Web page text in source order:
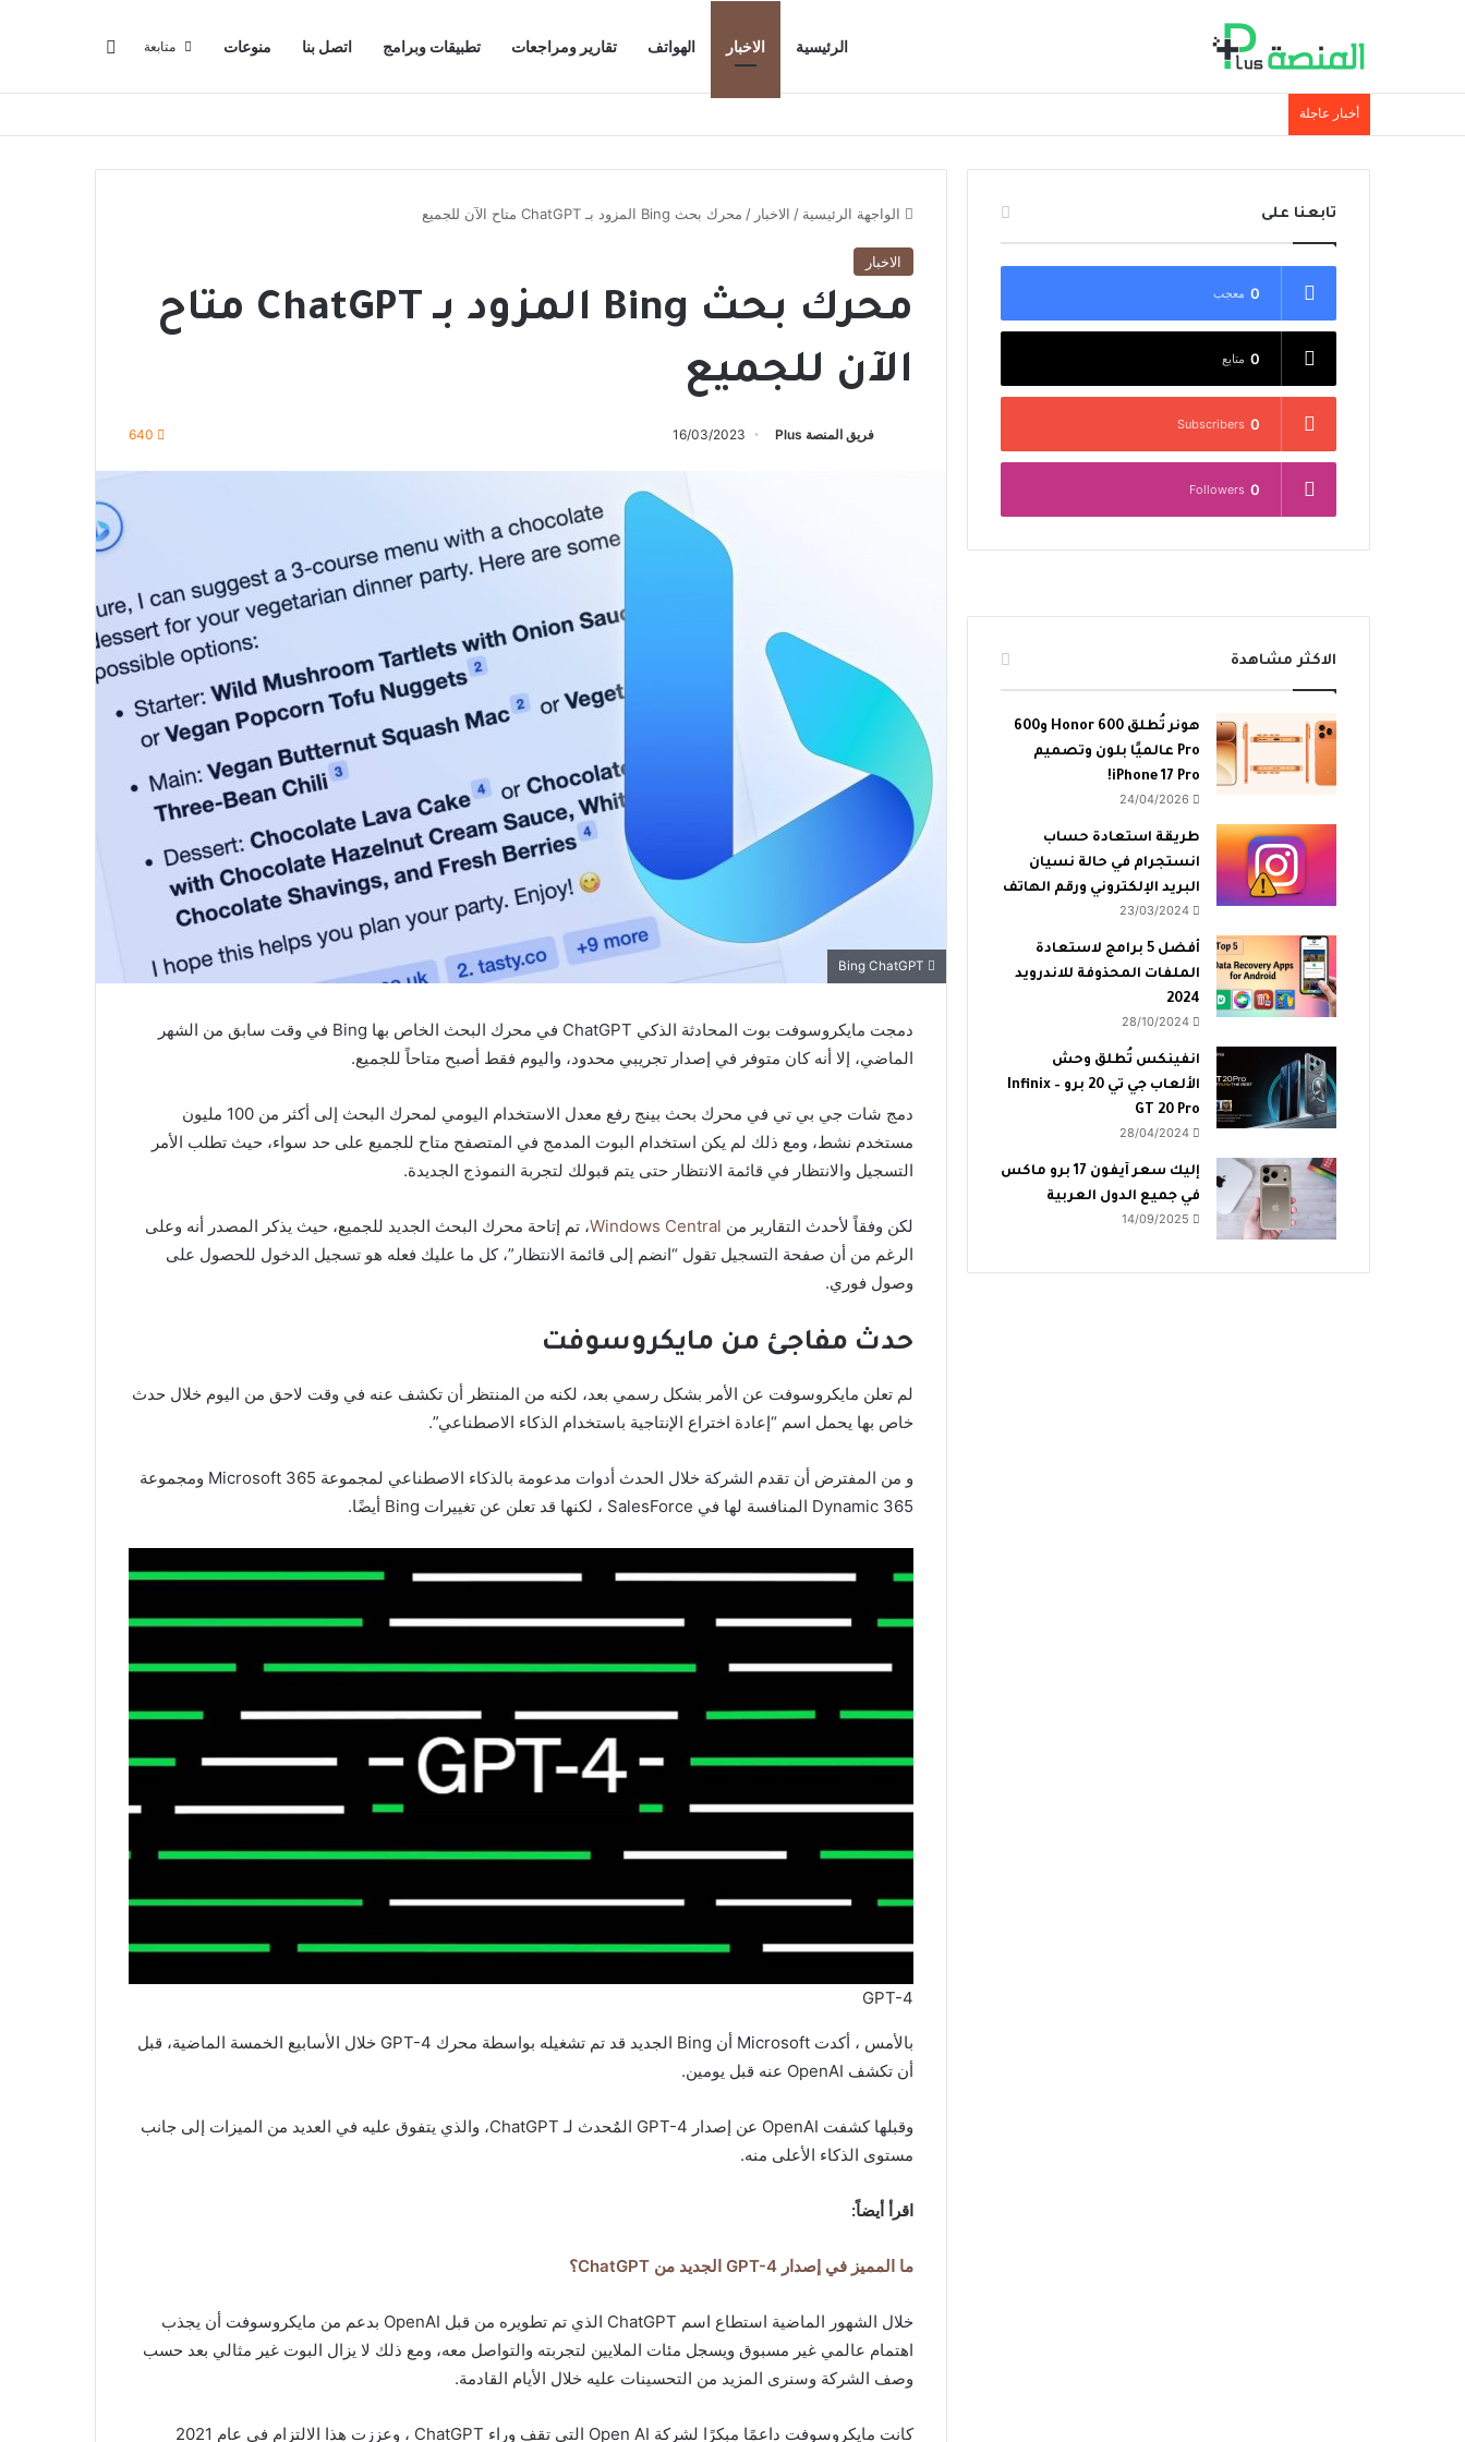
الرئيسية الاخبار الهواتف تقارير ومراجعات تطبيقات وبرامج اتصل بنا منوعات متابعة
أخبار عاجلة
الواجهة الرئيسية / الاخبار / محرك بحث Bing المزود بـ ChatGPT متاح الآن للجميع
الاخبار
محرك بحث Bing المزود بـ ChatGPT متاح
الآن للجميع
فريق المنصة Plus 16/03/2023
640
دمجت مايكروسوفت بوت المحادثة الذكي ChatGPT في محرك البحث الخاص بها Bing في وقت سابق من الشهر
الماضي، إلا أنه كان متوفر في إصدار تجريبي محدود، واليوم فقط أصبح متاحاً للجميع.
دمج شات جي بي تي في محرك بحث بينج رفع معدل الاستخدام اليومي لمحرك البحث إلى أكثر من 100 مليون
مستخدم نشط، ومع ذلك لم يكن استخدام البوت المدمج في المتصفح متاح للجميع على حد سواء، حيث تطلب الأمر
التسجيل والانتظار في قائمة الانتظار حتى يتم قبولك لتجربة النموذج الجديدة.
لكن وفقاً لأحدث التقارير من Windows Central، تم إتاحة محرك البحث الجديد للجميع، حيث يذكر المصدر أنه وعلى
الرغم من أن صفحة التسجيل تقول “انضم إلى قائمة الانتظار”، كل ما عليك فعله هو تسجيل الدخول للحصول على
وصول فوري.
حدث مفاجئ من مايكروسوفت
لم تعلن مايكروسوفت عن الأمر بشكل رسمي بعد، لكنه من المنتظر أن تكشف عنه في وقت لاحق من اليوم خلال حدث
خاص بها يحمل اسم “إعادة اختراع الإنتاجية باستخدام الذكاء الاصطناعي”.
و من المفترض أن تقدم الشركة خلال الحدث أدوات مدعومة بالذكاء الاصطناعي لمجموعة Microsoft 365 ومجموعة
Dynamic 365 المنافسة لها في SalesForce ، لكنها قد تعلن عن تغييرات Bing أيضًا.
GPT-4
بالأمس ، أكدت Microsoft أن Bing الجديد قد تم تشغيله بواسطة محرك GPT-4 خلال الأسابيع الخمسة الماضية، قبل
أن تكشف OpenAI عنه قبل يومين.
وقبلها كشفت OpenAI عن إصدار GPT-4 المٌحدث لـ ChatGPT، والذي يتفوق عليه في العديد من الميزات إلى جانب
مستوى الذكاء الأعلى منه.
اقرأ أيضاً:
ما المميز في إصدار GPT-4 الجديد من ChatGPT؟
خلال الشهور الماضية استطاع اسم ChatGPT الذي تم تطويره من قبل OpenAI بدعم من مايكروسوفت أن يجذب
اهتمام عالمي غير مسبوق ويسجل مئات الملايين لتجربته والتواصل معه، ومع ذلك لا يزال البوت غير مثالي بعد حسب
وصف الشركة وسنرى المزيد من التحسينات عليه خلال الأيام القادمة.
كانت مايكروسوفت داعمًا مبكرًا لشركة Open AI التي تقف وراء ChatGPT ، وعززت هذا الالتزام في عام 2021
تابعنا على
0 معجب
0 متابع
0
Subscribers
0
Followers
الاكثر مشاهدة
هونر تُطلق Honor 600 و600
Pro عالميًا بلون وتصميم
iPhone 17 Pro!
24/04/2026
طريقة استعادة حساب
انستجرام في حالة نسيان
البريد الإلكتروني ورقم الهاتف
23/03/2024
أفضل 5 برامج لاستعادة
الملفات المحذوفة للاندرويد
2024
28/10/2024
انفينكس تُطلق وحش
الألعاب جي تي 20 برو – Infinix
GT 20 Pro
28/04/2024
إليك سعر آيفون 17 برو ماكس
في جميع الدول العربية
14/09/2025